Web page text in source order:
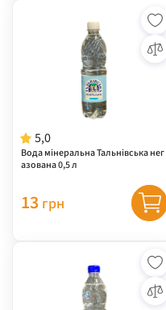
5,0
Вода мінеральна Тальнівська нег
азована 0,5 л
13 грн